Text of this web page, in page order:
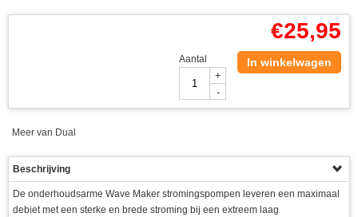
€25,95
Aantal
+
-
In winkelwagen
Meer van Dual
Beschrijving
De onderhoudsarme Wave Maker stromingspompen leveren een maximaal
debiet met een sterke en brede stroming bij een extreem laag